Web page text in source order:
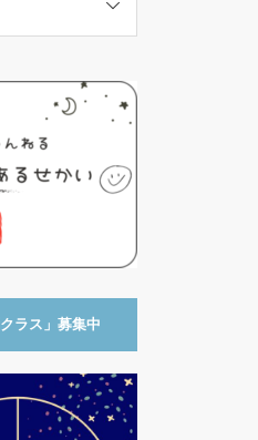
ラス」募集中